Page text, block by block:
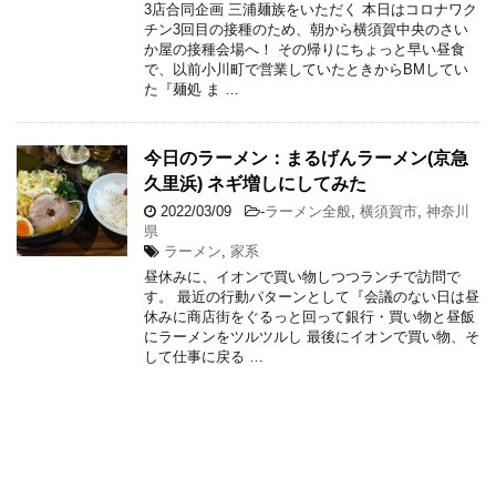
3店合同企画 三浦麺族をいただく 本日はコロナワク
チン3回目の接種のため、朝から横須賀中央のさい
か屋の接種会場へ！ その帰りにちょっと早い昼食
で、以前小川町で営業していたときからBMしてい
た『麺処 ま …
今日のラーメン：まるげんラーメン(京急
久里浜) ネギ増しにしてみた
2022/03/09 -ラーメン全般, 横須賀市, 神奈川
県
ラーメン, 家系
昼休みに、イオンで買い物しつつランチで訪問で
す。 最近の行動パターンとして『会議のない日は昼
休みに商店街をぐるっと回って銀行・買い物と昼飯
にラーメンをツルツルし 最後にイオンで買い物、そ
して仕事に戻る …